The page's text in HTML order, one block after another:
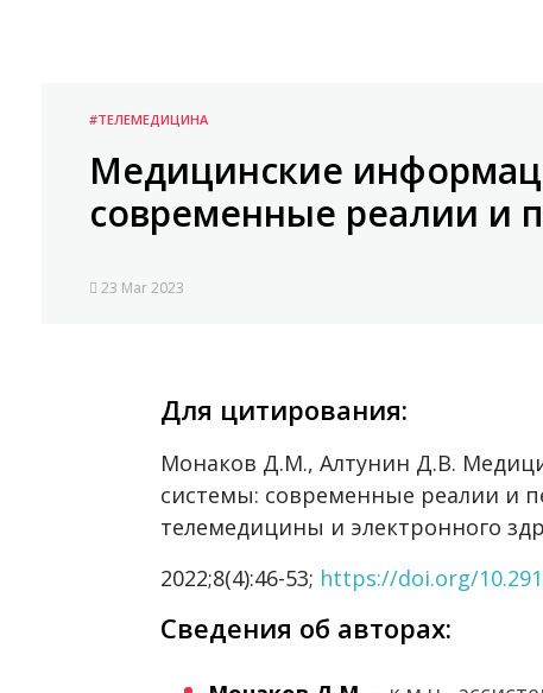
#ТЕЛЕМЕДИЦИНА
Медицинские
современные реалии и
23 Mar 2023
Для цитирования:
Монаков Д.М., Алтунин Д.В.
системы: современные реалии и
телемедицины и электронного
2022;8(4):46-53; https://doi.org/
Сведения об авторах: